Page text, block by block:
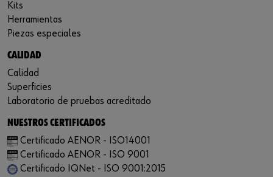
Kits
Herramientas
Piezas especiales
CALIDAD
Calidad
Superficies
Laboratorio de pruebas acreditado
NUESTROS CERTIFICADOS
Certificado AENOR - ISO14001
Certificado AENOR - ISO 9001
Certificado IQNet - ISO 9001:2015